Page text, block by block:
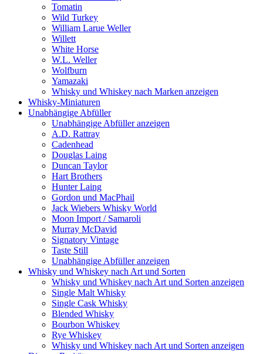
Tomatin
Wild Turkey
William Larue Weller
Willett
White Horse
W.L. Weller
Wolfburn
Yamazaki
Whisky und Whiskey nach Marken anzeigen
Whisky-Miniaturen
Unabhängige Abfüller
Unabhängige Abfüller anzeigen
A.D. Rattray
Cadenhead
Douglas Laing
Duncan Taylor
Hart Brothers
Hunter Laing
Gordon und MacPhail
Jack Wiebers Whisky World
Moon Import / Samaroli
Murray McDavid
Signatory Vintage
Taste Still
Unabhängige Abfüller anzeigen
Whisky und Whiskey nach Art und Sorten
Whisky und Whiskey nach Art und Sorten anzeigen
Single Malt Whisky
Single Cask Whisky
Blended Whisky
Bourbon Whiskey
Rye Whiskey
Whisky und Whiskey nach Art und Sorten anzeigen